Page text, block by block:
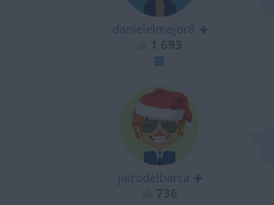
danielelmejor8
jairodelbarca